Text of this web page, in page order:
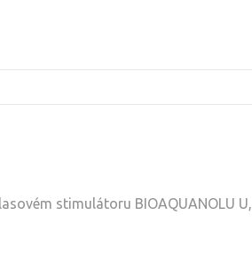
stimulátoru BIOAQUANOLU U,